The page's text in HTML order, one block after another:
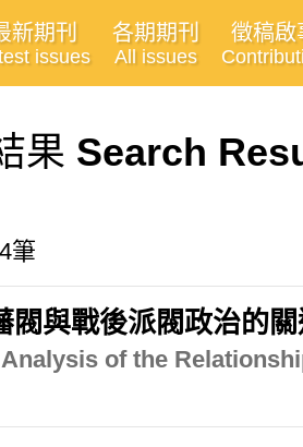
新期刊
issues
各期期刊
All issues
徵稿啟
果 Search
筆
閥與戰後派閥政治的
of the